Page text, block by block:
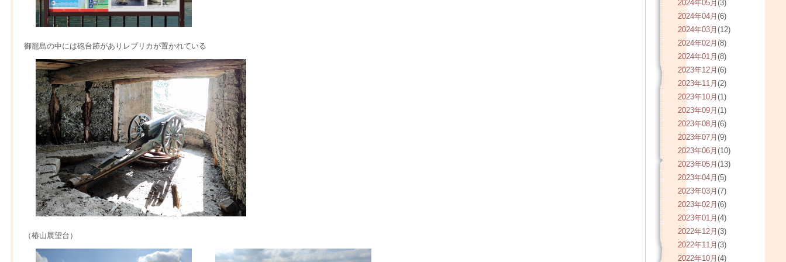
御籠島の中には砲台跡がありレプリカが置かれている
（椿山展望台）
2024年05月 (3)
2024年04月 (6)
2024年03月 (12)
2024年02月 (8)
2024年01月 (8)
2023年12月 (6)
2023年11月 (2)
2023年10月 (1)
2023年09月 (1)
2023年08月 (6)
2023年07月 (9)
2023年06月 (10)
2023年05月 (13)
2023年04月 (5)
2023年03月 (7)
2023年02月 (6)
2023年01月 (4)
2022年12月 (3)
2022年11月 (3)
2022年10月 (4)